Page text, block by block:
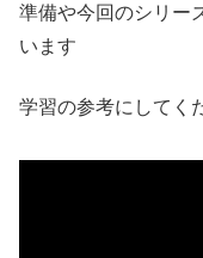
準備や今回のシリー
います
学習の参考にしてく